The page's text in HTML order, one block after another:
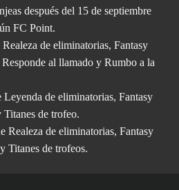
después del 15 de septiembre
FC Point.
de eliminatorias, Fantasy
al llamado y Rumbo a la
Leyenda de eliminatorias, Fantasy
de trofeo.
Realeza de eliminatorias, Fantasy
Titanes de trofeos.